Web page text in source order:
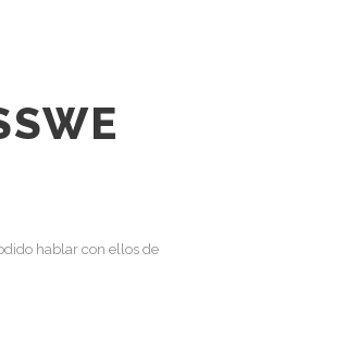
WE
hablar con ellos de